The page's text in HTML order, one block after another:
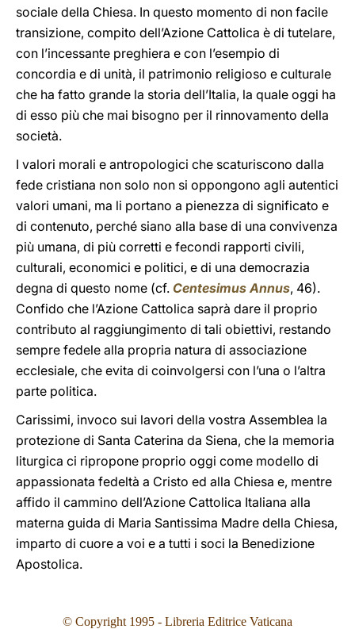
sociale della Chiesa. In questo momento di non facile
transizione, compito dell’Azione Cattolica è di tutelare,
con l’incessante preghiera e con l’esempio di
concordia e di unità, il patrimonio religioso e culturale
che ha fatto grande la storia dell’Italia, la quale oggi ha
di esso più che mai bisogno per il rinnovamento della
società.
I valori morali e antropologici che scaturiscono dalla
fede cristiana non solo non si oppongono agli autentici
valori umani, ma li portano a pienezza di significato e
di contenuto, perché siano alla base di una convivenza
più umana, di più corretti e fecondi rapporti civili,
culturali, economici e politici, e di una democrazia
degna di questo nome (cf. Centesimus Annus, 46).
Confido che l’Azione Cattolica saprà dare il proprio
contributo al raggiungimento di tali obiettivi, restando
sempre fedele alla propria natura di associazione
ecclesiale, che evita di coinvolgersi con l’una o l’altra
parte politica.
Carissimi, invoco sui lavori della vostra Assemblea la
protezione di Santa Caterina da Siena, che la memoria
liturgica ci ripropone proprio oggi come modello di
appassionata fedeltà a Cristo ed alla Chiesa e, mentre
affido il cammino dell’Azione Cattolica Italiana alla
materna guida di Maria Santissima Madre della Chiesa,
imparto di cuore a voi e a tutti i soci la Benedizione
Apostolica.
© Copyright 1995 - Libreria Editrice Vaticana